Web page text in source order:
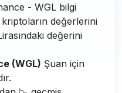
- WGL bilgi
değerlerini
değerini
(WGL) Şuan için